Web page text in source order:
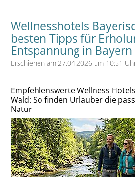
Wellnesshotels
besten Tipps für
Entspannung in Bayern
Erschienen am 27.04.2026 um 10:51
Empfehlenswerte Wellness
Wald: So finden Urlauber die
Natur